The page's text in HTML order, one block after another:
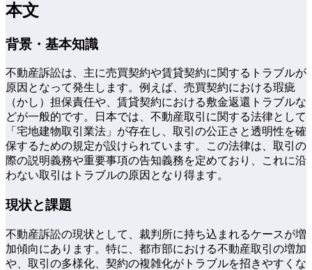
本文
背景・基本知識
不動産訴訟は、主に売買契約や賃貸契約に関するトラブルが
原因となって発生します。例えば、売買契約における瑕疵
（かし）担保責任や、賃貸契約における敷金返還トラブルな
どが一般的です。日本では、不動産取引に関する法律として
「宅地建物取引業法」が存在し、取引の公正さと透明性を確
保するための規定が設けられています。この法律は、取引の
際の説明義務や重要事項の告知義務を定めており、これに沿
わない取引はトラブルの原因となり得ます。
現状と課題
不動産訴訟の現状として、裁判所に持ち込まれるケースが増
加傾向にあります。特に、都市部における不動産取引の増加
や、取引の多様化、契約の複雑化がトラブルを招きやすくな